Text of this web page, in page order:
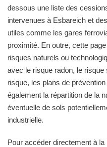
dessous une liste des
intervenues à Esbareich et
utiles comme les gares
proximité. En outre, cette
risques naturels ou
avec le risque radon, le
risque, les plans de
également la répartition de la
éventuelle de sols
industrielle.
Pour accéder directement à